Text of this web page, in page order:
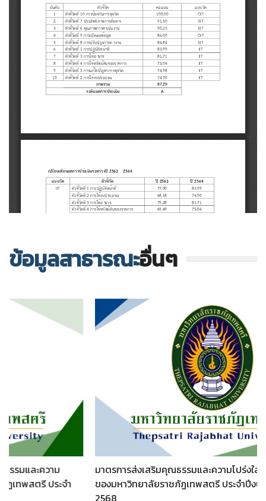
ข้อมูลสาธารณะอื่นๆ
มาตรการส่งเสริมคุณธรรมและความโปร่งใสในการดำเนินงาน
ของมหาวิทยาลัยราชภัฏเทพสตรี ประจำปีงบประมาณ พ.ศ.